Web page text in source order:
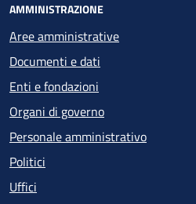
AMMINISTRAZIONE
Aree amministrative
Documenti e dati
Enti e fondazioni
Organi di governo
Personale amministrativo
Politici
Uffici